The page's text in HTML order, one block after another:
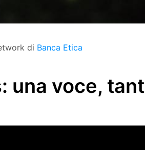
di Banca Etica
una voce,